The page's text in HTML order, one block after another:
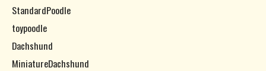
StandardPoodle
toypoodle
Dachshund
MiniatureDachshund